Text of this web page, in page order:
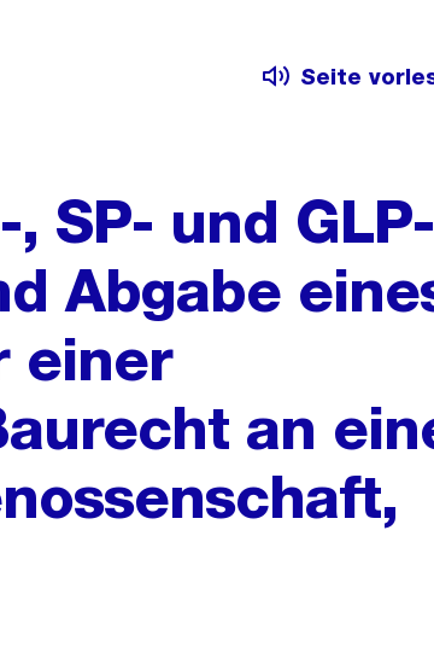
Seite
SP- und GLP-
Abgabe
einer
an